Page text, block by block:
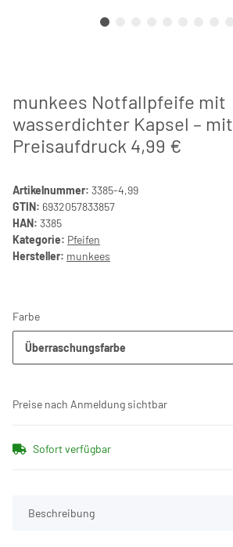
munkees Notfallpfeife mit
wasserdichter Kapsel – mit
Preisaufdruck 4,99 €
Artikelnummer: 3385-4,99
GTIN: 6932057833857
HAN: 3385
Kategorie: Pfeifen
Hersteller: munkees
Farbe
Überraschungsfarbe
Preise nach Anmeldung sichtbar
Sofort verfügbar
Beschreibung